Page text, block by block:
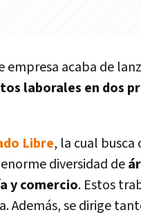
acaba de
laborales en dos
Libre, la cual busca
diversidad de
y comercio. Estos
Además, se dirige